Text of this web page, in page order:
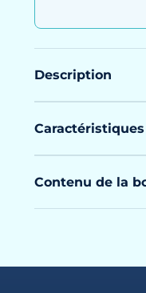
Description
Caractéristiques
Contenu de la